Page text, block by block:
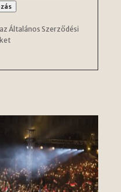
Általános Szerződési